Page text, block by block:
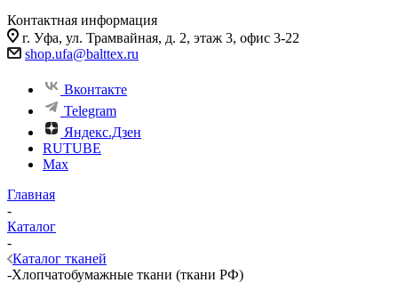
Контактная информация
г. Уфа, ул. Трамвайная, д. 2, этаж 3, офис 3-22
shop.ufa@balttex.ru
Вконтакте
Telegram
Яндекс.Дзен
RUTUBE
Max
Главная
-
Каталог
-
Каталог тканей
-Хлопчатобумажные ткани (ткани РФ)